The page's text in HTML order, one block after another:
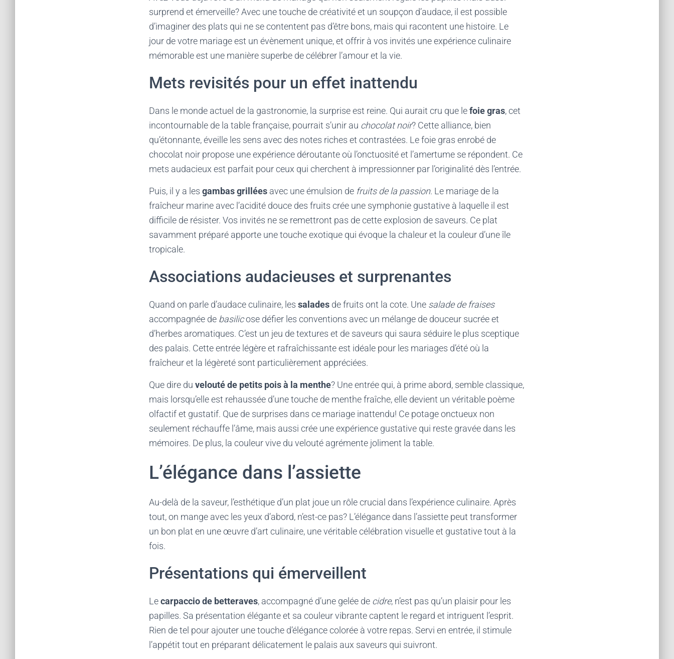
surprend et émerveille? Avec une touche de créativité et un soupçon d’audace, il est possible
d’imaginer des plats qui ne se contentent pas d’être bons, mais qui racontent une histoire. Le
jour de votre mariage est un évènement unique, et offrir à vos invités une expérience culinaire
mémorable est une manière superbe de célébrer l’amour et la vie.
Mets revisités pour un effet inattendu
Dans le monde actuel de la gastronomie, la surprise est reine. Qui aurait cru que lefoie gras, cet
incontournable de la table française, pourrait s’unir au chocolat noir? Cette alliance, bien
qu’étonnante, éveille les sens avec des notes riches et contrastées. Le foie gras enrobé de
chocolat noir propose une expérience déroutante où l’onctuosité et l’amertume se répondent. Ce
mets audacieux est parfait pour ceux qui cherchent à impressionner par l’originalité dès l’entrée.
Puis, il y a les gambas grillées avec une émulsion de fruits de la passion. Le mariage de la
fraîcheur marine avec l’acidité douce des fruits crée une symphonie gustative à laquelle il est
difficile de résister. Vos invités ne se remettront pas de cette explosion de saveurs. Ce plat
savamment préparé apporte une touche exotique qui évoque la chaleur et la couleur d’une île
tropicale.
Associations audacieuses et surprenantes
Quand on parle d’audace culinaire, les salades de fruits ont la cote. Une salade de fraises
accompagnée de basilicose défier les conventions avec un mélange de douceur sucrée et
d’herbes aromatiques. C’est un jeu de textures et de saveurs qui saura séduire le plus sceptique
des palais. Cette entrée légère et rafraîchissante est idéale pour les mariages d’été où la
fraîcheur et la légèreté sont particulièrement appréciées.
Que dire du velouté de petits pois à la menthe? Une entrée qui, à prime abord, semble classique,
mais lorsqu’elle est rehaussée d’une touche de menthe fraîche, elle devient un véritable poème
olfactif et gustatif. Que de surprises dans ce mariage inattendu! Ce potage onctueux non
seulement réchauffe l’âme, mais aussi crée une expérience gustative qui reste gravée dans les
mémoires. De plus, la couleur vive du velouté agrémente joliment la table.
L’élégance dans l’assiette
Au-delà de la saveur, l’esthétique d’un plat joue un rôle crucial dans l’expérience culinaire. Après
tout, on mange avec les yeux d’abord, n’est-ce pas? L’élégance dans l’assiette peut transformer
un bon plat en une œuvre d’art culinaire, une véritable célébration visuelle et gustative tout à la
fois.
Présentations qui émerveillent
Lecarpaccio de betteraves, accompagné d’une gelée de cidre, n’est pas qu’un plaisir pour les
papilles. Sa présentation élégante et sa couleur vibrante captent le regard et intriguent l’esprit.
Rien de tel pour ajouter une touche d’élégance colorée à votre repas. Servi en entrée, il stimule
l’appétit tout en préparant délicatement le palais aux saveurs qui suivront.